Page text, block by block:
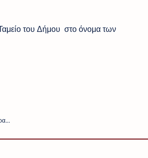
του Δήμου στο όνομα των